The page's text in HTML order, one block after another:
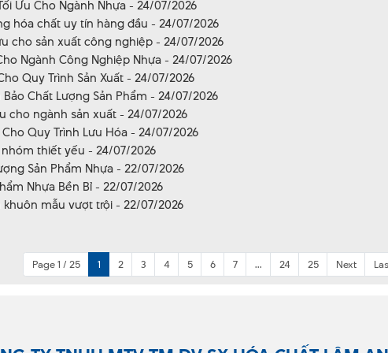
Ưu Cho Ngành Nhựa - 24/07/2026
hóa chất uy tín hàng đầu - 24/07/2026
cho sản xuất công nghiệp - 24/07/2026
Ngành Công Nghiệp Nhựa - 24/07/2026
Quy Trình Sản Xuất - 24/07/2026
Chất Lượng Sản Phẩm - 24/07/2026
cho ngành sản xuất - 24/07/2026
Quy Trình Lưu Hóa - 24/07/2026
thiết yếu - 24/07/2026
Sản Phẩm Nhựa - 22/07/2026
Nhựa Bền Bỉ - 22/07/2026
mẫu vượt trội - 22/07/2026
Page 1 / 25 1 2 3 4 5 6 7 ... 24 25 Next